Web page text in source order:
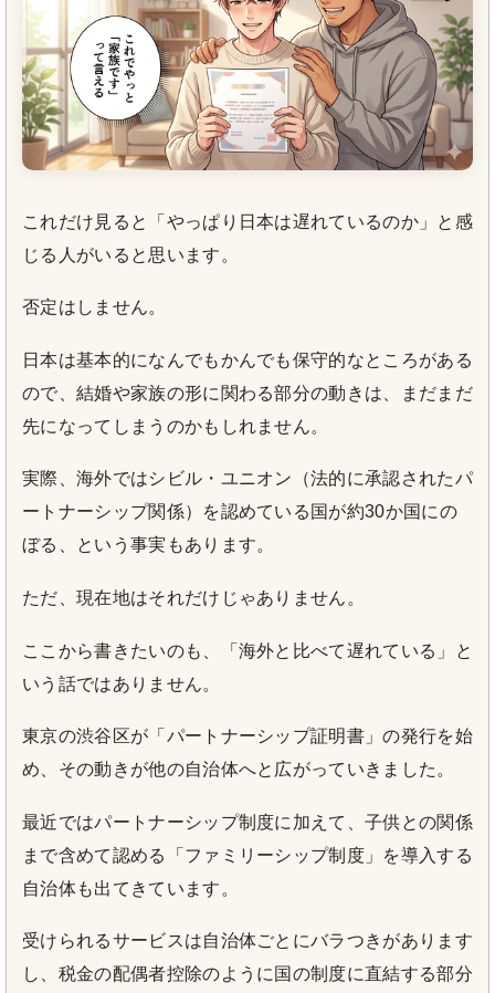
これだけ見ると「やっぱり日本は遅れているのか」と感
じる人がいると思います。
否定はしません。
日本は基本的になんでもかんでも保守的なところがある
ので、結婚や家族の形に関わる部分の動きは、まだまだ
先になってしまうのかもしれません。
実際、海外ではシビル・ユニオン（法的に承認されたパ
ートナーシップ関係）を認めている国が約30か国にの
ぼる、という事実もあります。
ただ、現在地はそれだけじゃありません。
ここから書きたいのも、「海外と比べて遅れている」と
いう話ではありません。
東京の渋谷区が「パートナーシップ証明書」の発行を始
め、その動きが他の自治体へと広がっていきました。
最近ではパートナーシップ制度に加えて、子供との関係
まで含めて認める「ファミリーシップ制度」を導入する
自治体も出てきています。
受けられるサービスは自治体ごとにバラつきがあります
し、税金の配偶者控除のように国の制度に直結する部分